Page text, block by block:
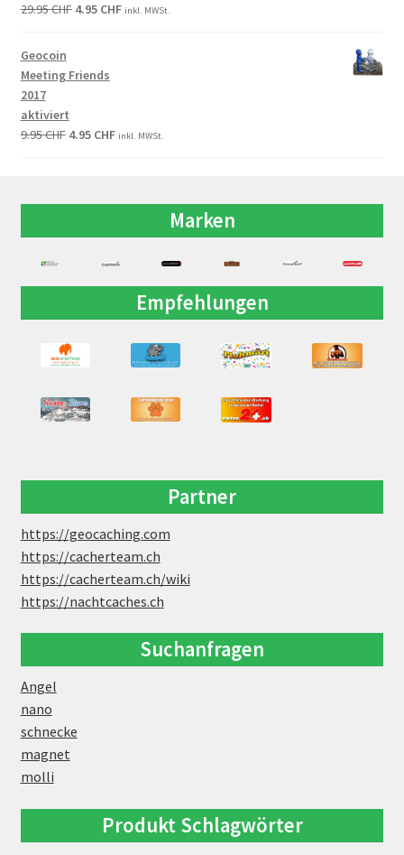
29.95CHF 4.95 CHF inkl. MWSt.
Geocoin
Meeting Friends
2017
aktiviert
9.95CHF 4.95 CHF inkl. MWSt.
Marken
Empfehlungen
Partner
https://geocaching.com
https://cacherteam.ch
https://cacherteam.ch/wiki
https://nachtcaches.ch
Suchanfragen
Angel
nano
schnecke
magnet
molli
Produkt Schlagwörter